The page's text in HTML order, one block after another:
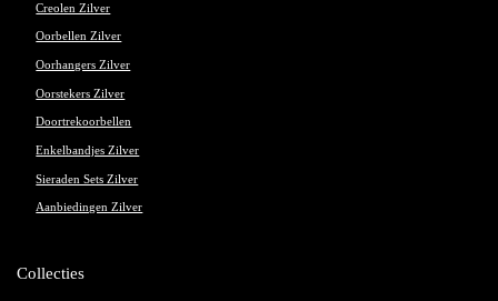
Creolen Zilver
Oorbellen Zilver
Oorhangers Zilver
Oorstekers Zilver
Doortrekoorbellen
Enkelbandjes Zilver
Sieraden Sets Zilver
Aanbiedingen Zilver
Collecties